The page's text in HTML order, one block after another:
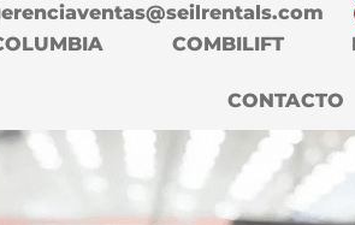
COMBILIFT
CONTACTO